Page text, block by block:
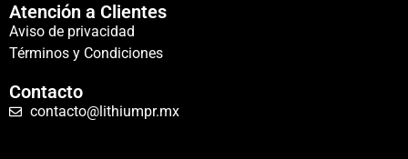
Atención a Clientes
Aviso de privacidad
Términos y Condiciones
Contacto
contacto@lithiumpr.mx